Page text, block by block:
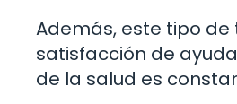
Además, este tipo
satisfacción de
de la salud es